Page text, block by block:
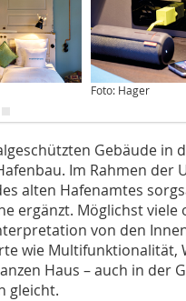
Foto: Hager
Gebäude in
Im Rahmen der
alten Hafenamtes
ergänzt. Möglichst viele
von den
wie Multifunktionalität,
Haus – auch in der
gleicht.